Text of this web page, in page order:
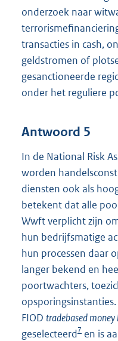
onderzoek naar
transacties in cash,
geldstromen of
gesanctioneerde
onder het reguliere
Antwoord 5
In de National Risk
worden
diensten ook als
betekent dat alle
Wwft verplicht zijn
hun bedrijfsmatige
hun processen daar
langer bekend en
poortwachters,
FIOD tradebased
geselecteerd7 en is